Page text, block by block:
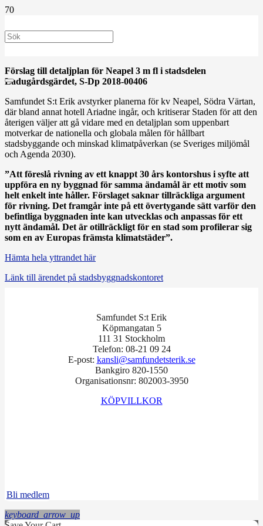
Förslag till detaljplan för Neapel 3 m fl i stadsdelen
Ladugårdsgärdet, S-Dp 2018-00406
Samfundet S:t Erik avstyrker planerna för kv Neapel, Södra Värtan,
där bland annat hotell Ariadne ingår, och kritiserar Staden för att den
återigen väljer att gå vidare med en detaljplan som uppenbart
motverkar de nationella och globala målen för hållbart
stadsbyggande och minskad klimatpåverkan (se Sveriges miljömål
och Agenda 2030).
”Att föreslå rivning av ett knappt 30 års kontorshus i syfte att
uppföra en ny byggnad för samma ändamål är ett motiv som
helt enkelt inte håller. Förslaget saknar tillräckliga argument
för rivning. Det framgår inte på ett övertygande sätt varför den
befintliga byggnaden inte kan utvecklas och anpassas för ett
nytt ända­mål. Det är otillräckligt för en stad som profilerar sig
som en av Europas främsta klimatstäder”.
Hämta hela yttrandet här
Länk till ärendet på stadsbyggnadskontoret
Samfundet S:t Erik
Köpmangatan 5
111 31 Stockholm
Telefon: 08-21 09 24
E-post: kansli@samfundetsterik.se
Bankgiro 820-1550
Organisationsnr: 802003-3950
KÖPVILLKOR
Bli medlem
keyboard_arrow_up